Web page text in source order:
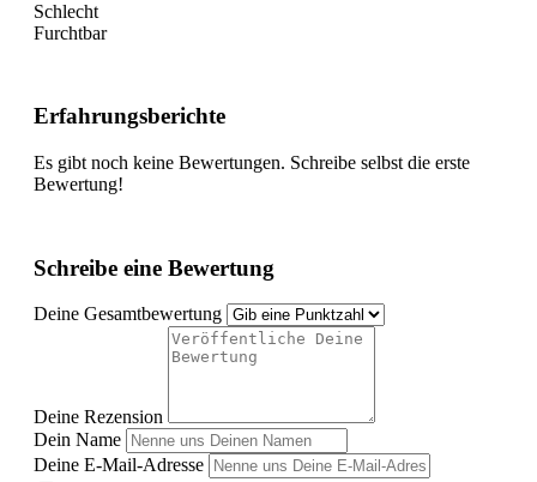
Schlecht
Furchtbar
Erfahrungsberichte
Es gibt noch keine Bewertungen. Schreibe selbst die erste
Bewertung!
Schreibe eine Bewertung
Deine Gesamtbewertung
Deine Rezension
Dein Name
Deine E-Mail-Adresse